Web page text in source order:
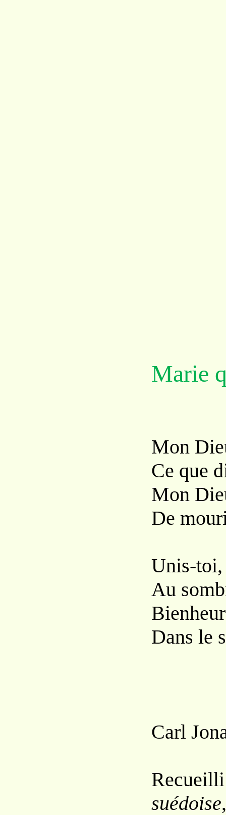
Marie
Mon
Ce que
Mon
De
Unis-
Au
Dans le
Carl
suédoise,